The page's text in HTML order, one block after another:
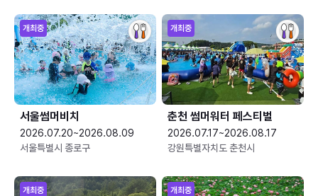
개최중
서울썸머비치
2026.07.20~2026.08.09
서울특별시 종로구
개최중
춘천 썸머워터 페스티벌
2026.07.17~2026.08.17
강원특별자치도 춘천시
개최중 개최중